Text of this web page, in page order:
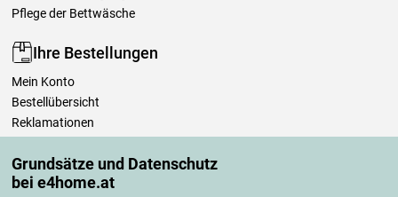
Grundsätze und Datenschutz
bei e4home.at
Pflege der Bettwäsche
Ihre Bestellungen
Mein Konto
Bestellübersicht
Reklamationen
Einfach mehr wissen
Richtlinien zur Verarbeitung von Bewertungen